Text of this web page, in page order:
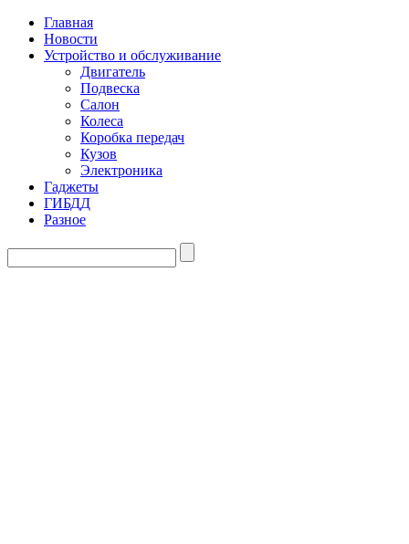
Главная
Новости
Устройство и обслуживание
Двигатель
Подвеска
Салон
Колеса
Коробка передач
Кузов
Электроника
Гаджеты
ГИБДД
Разное